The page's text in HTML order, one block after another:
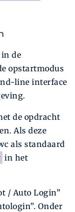
de
opstartmodus
line interface
de opdracht
Als deze
als standaard
in het
/ Auto Login”
Onder